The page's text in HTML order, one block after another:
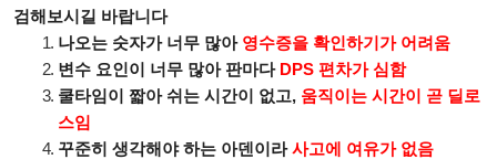
검해보시길 바랍니다
나오는 숫자가 너무 많아 영수증을 확인하기가 어려움
변수 요인이 너무 많아 판마다 DPS 편차가 심함
쿨타임이 짧아 쉬는 시간이 없고, 움직이는 시간이 곧 딜로
스임
꾸준히 생각해야 하는 아덴이라사고에 여유가 없음